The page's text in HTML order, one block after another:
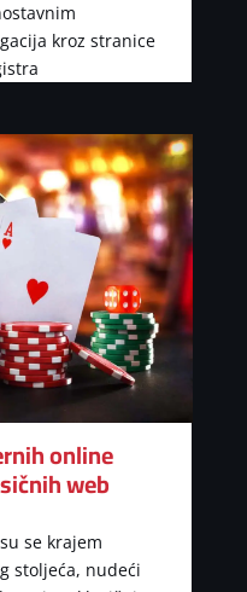
kroz stranice
online
web
se krajem
stoljeća, nudeći